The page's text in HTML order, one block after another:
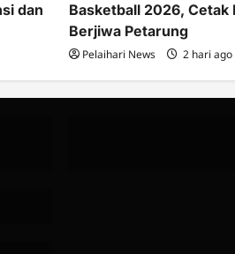
dan
Basketball 2026, Cetak
Berjiwa Petarung
Pelaihari News 2 hari ago